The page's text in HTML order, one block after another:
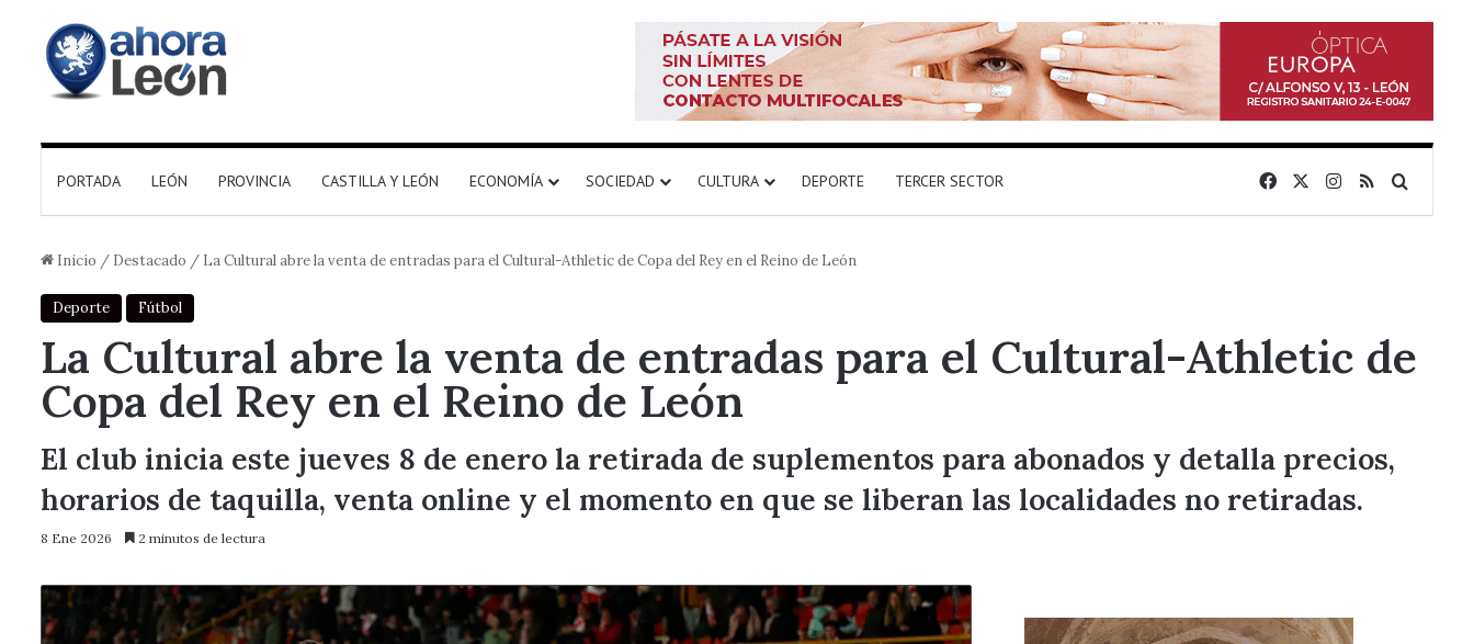
PORTADA LEÓN PROVINCIA CASTILLA Y LEÓN ECONOMÍA SOCIEDAD CULTURA DEPORTE TERCER SECTOR FacebookInstagram
RSS
Inicio / Destacado / La Cultural abre la venta de entradas para el Cultural-Athletic de Copa del Rey en el Reino de León
Deporte Fútbol
La Cultural abre la venta de entradas para el Cultural-Athletic de
Copa del Rey en el Reino de León
El club inicia este jueves 8 de enero la retirada de suplementos para abonados y detalla precios,
horarios de taquilla, venta online y el momento en que se liberan las localidades no retiradas.
8 Ene 2026 2 minutos de lectura